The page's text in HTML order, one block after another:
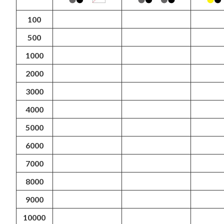
100
500
1000
2000
3000
4000
5000
6000
7000
8000
9000
10000